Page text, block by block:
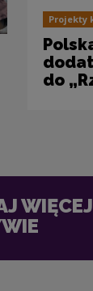
Projekty
do
WIĘCEJ